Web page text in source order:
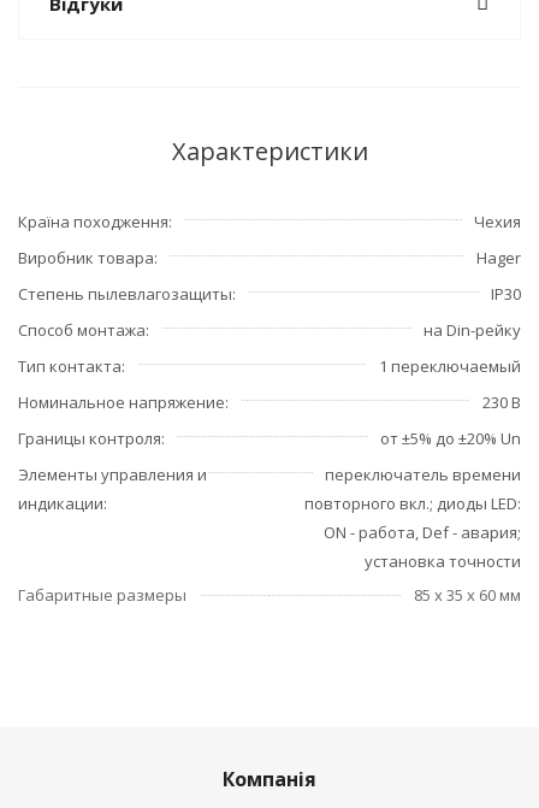
Характеристики
Країна походження
Чехия
Виробник товара
Hager
Степень пылевлагозащиты
IP30
Способ монтажа
на Din-рейку
Тип контакта
1 переключаемый
Номинальное напряжение
230 В
Границы контроля
от ±5% до ±20% Un
Элементы управления и
индикации
переключатель времени
повторного вкл.; диоды LED:
ON - работа, Def - авария;
установка точности
Габаритные размеры
85 х 35 х 60 мм
Компанія